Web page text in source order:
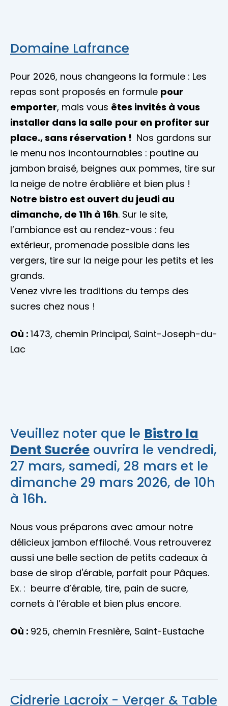
Domaine Lafrance
Pour 2026, nous changeons la formule : Les
repas sont proposés en formule pour
emporter, mais vous êtes invités à vous
installer dans la salle pour en profiter sur
place., sans réservation ! Nos gardons sur
le menu nos incontournables : poutine au
jambon braisé, beignes aux pommes, tire sur
la neige de notre érablière et bien plus !
Notre bistro est ouvert du jeudi au
dimanche, de 11h à 16h. Sur le site,
l’ambiance est au rendez-vous : feu
extérieur, promenade possible dans les
vergers, tire sur la neige pour les petits et les
grands.
Venez vivre les traditions du temps des
sucres chez nous !
Où : 1473, chemin Principal, Saint-Joseph-du-
Lac
Veuillez noter que le Bistro la
Dent Sucrée ouvrira le vendredi,
27 mars, samedi, 28 mars et le
dimanche 29 mars 2026, de 10h
à 16h.
Nous vous préparons avec amour notre
délicieux jambon effiloché. Vous retrouverez
aussi une belle section de petits cadeaux à
base de sirop d'érable, parfait pour Pâques.
Ex. : beurre d’érable, tire, pain de sucre,
cornets à l’érable et bien plus encore.
Où : 925, chemin Fresnière, Saint-Eustache
Cidrerie Lacroix - Verger & Table